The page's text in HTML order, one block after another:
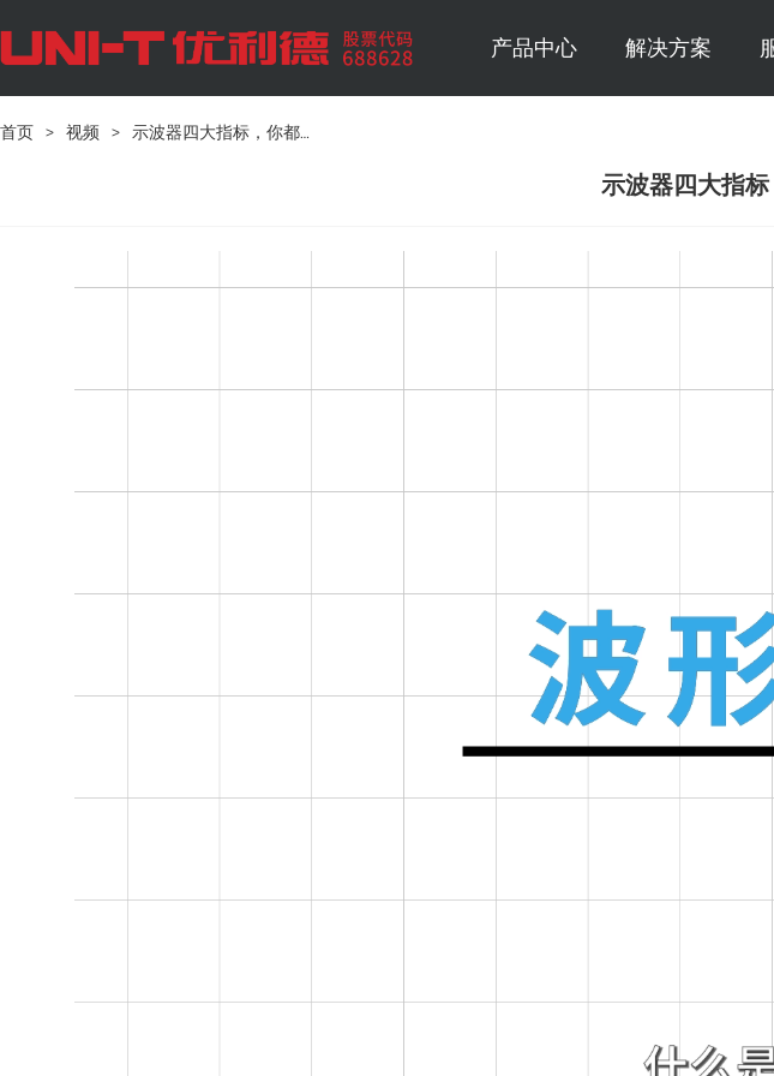
产品中心 解决方案
首页 > 视频 > 示波器四大指标，你都了解吗？Part4 波形捕获率
示波器四大指